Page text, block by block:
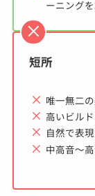
ーニング
短所
唯一無二
高いビル
自然で表
中高音～